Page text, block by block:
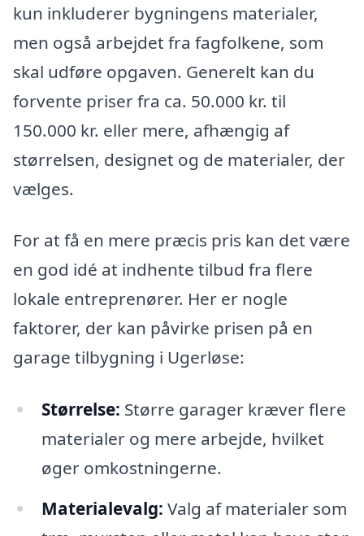
kun inkluderer bygningens materialer,
men også arbejdet fra fagfolkene, som
skal udføre opgaven. Generelt kan du
forvente priser fra ca. 50.000 kr. til
150.000 kr. eller mere, afhængig af
størrelsen, designet og de materialer, der
vælges.
For at få en mere præcis pris kan det være
en god idé at indhente tilbud fra flere
lokale entreprenører. Her er nogle
faktorer, der kan påvirke prisen på en
garage tilbygning i Ugerløse:
Størrelse: Større garager kræver flere
materialer og mere arbejde, hvilket
øger omkostningerne.
Materialevalg: Valg af materialer som